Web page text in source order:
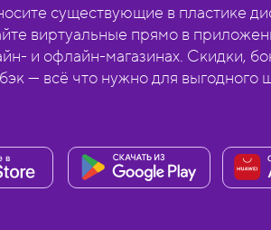
существующие в пластике
виртуальные прямо в
и офлайн-магазинах. Скидки,
— всё что нужно для выгодного